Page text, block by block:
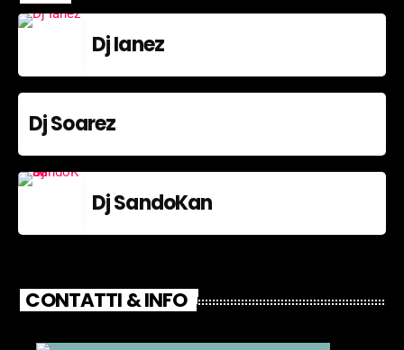
Dj Ianez
Dj Soarez
Dj SandoKan
CONTATTI & INFO